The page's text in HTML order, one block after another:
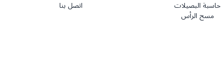
اتصل بنا
حاسبة البصيلات
مسح الرأس